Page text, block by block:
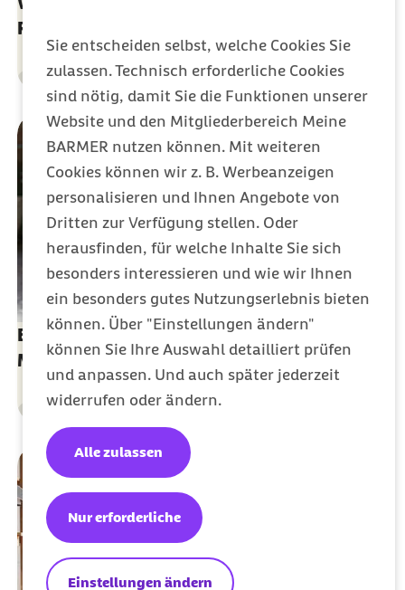
Sie entscheiden selbst, welche Cookies Sie
zulassen. Technisch erforderliche Cookies
sind nötig, damit Sie die Funktionen unserer
Website und den Mitgliederbereich Meine
BARMER nutzen können. Mit weiteren
Cookies können wir z. B. Werbeanzeigen
personalisieren und Ihnen Angebote von
Dritten zur Verfügung stellen. Oder
herausfinden, für welche Inhalte Sie sich
besonders interessieren und wie wir Ihnen
ein besonders gutes Nutzungserlebnis bieten
können. Über "Einstellungen ändern"
können Sie Ihre Auswahl detailliert prüfen
und anpassen. Und auch später jederzeit
widerrufen oder ändern.
Einstellungen ändern
Nur erforderliche
Alle zulassen
Risikoschwangerschaft?
Kategorie
Entspannungstechniken für werdende
Mamas